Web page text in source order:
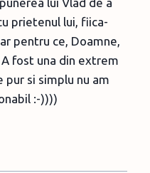
lui Vlad de a
prietenul lui, fiica-
pentru ce, Doamne,
A fost una din extrem
si simplu nu am
:-))))